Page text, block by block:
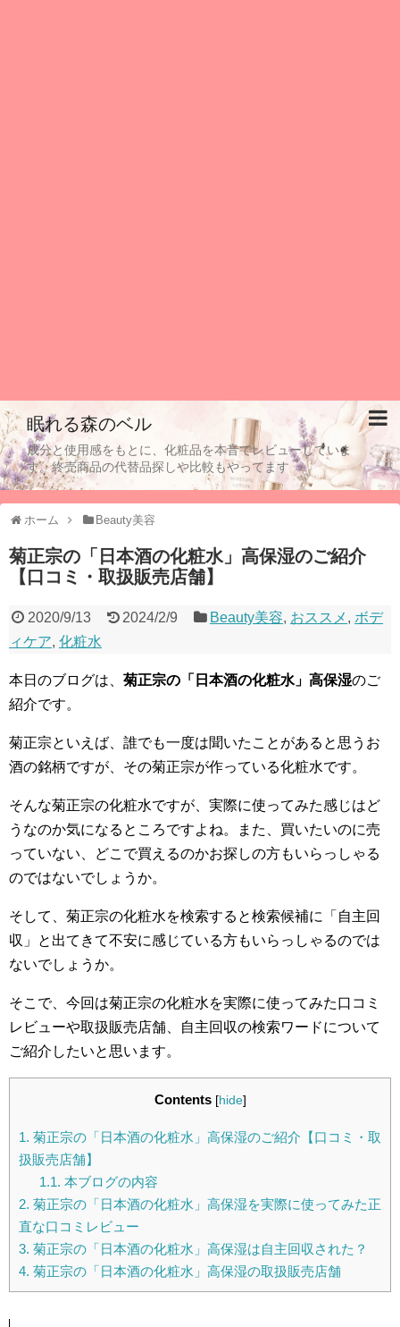
眠れる森のベル
成分と使用感をもとに、化粧品を本音でレビューしていま
す。終売商品の代替品探しや比較もやってます
ホーム Beauty美容
菊正宗の「日本酒の化粧水」高保湿のご紹介
【口コミ・取扱販売店舗】
2020/9/13 2024/2/9 Beauty美容, おススメ , ボデ
ィケア, 化粧水
本日のブログは、 菊正宗の「日本酒の化粧水」高保湿のご
紹介です。
菊正宗といえば、誰でも一度は聞いたことがあると思うお
酒の銘柄ですが、その菊正宗が作っている化粧水です。
そんな菊正宗の化粧水ですが、実際に使ってみた感じはど
うなのか気になるところですよね。また、買いたいのに売
っていない、どこで買えるのかお探しの方もいらっしゃる
のではないでしょうか。
そして、菊正宗の化粧水を検索すると検索候補に「自主回
収」と出てきて不安に感じている方もいらっしゃるのでは
ないでしょうか。
そこで、今回は菊正宗の化粧水を実際に使ってみた口コミ
レビューや取扱販売店舗、自主回収の検索ワードについて
ご紹介したいと思います。
Contents [hide]
1. 菊正宗の「日本酒の化粧水」高保湿のご紹介【口コミ・取
扱販売店舗】
1.1. 本ブログの内容
2. 菊正宗の「日本酒の化粧水」高保湿を実際に使ってみた正
直な口コミレビュー
3. 菊正宗の「日本酒の化粧水」高保湿は自主回収された？
4. 菊正宗の「日本酒の化粧水」高保湿の取扱販売店舗